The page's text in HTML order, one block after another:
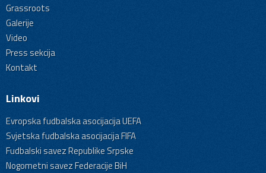
Grassroots
Galerije
Video
Press sekcija
Kontakt
Linkovi
Evropska fudbalska asocijacija UEFA
Svjetska fudbalska asocijacija FIFA
Fudbalski savez Republike Srpske
Nogometni savez Federacije BiH